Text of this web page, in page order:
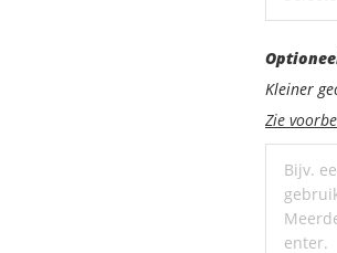
met
een
Kleiner
Zie